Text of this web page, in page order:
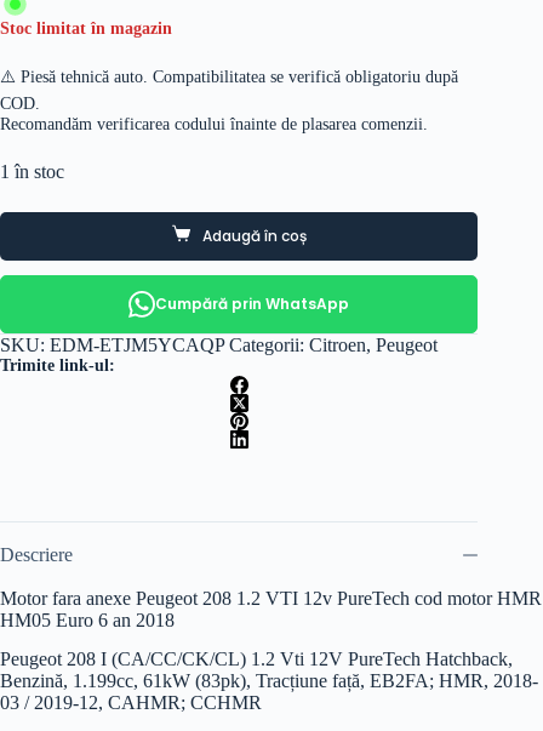
Stoc limitat în magazin
⚠️ Piesă tehnică auto. Compatibilitatea se verifică obligatoriu după
COD.
Recomandăm verificarea codului înainte de plasarea comenzii.
1 în stoc
Adaugă în coș
Cumpără prin WhatsApp
SKU: EDM-ETJM5YCAQP Categorii: Citroen, Peugeot
Trimite link-ul:
Descriere
Motor fara anexe Peugeot 208 1.2 VTI 12v PureTech cod motor HMR
HM05 Euro 6 an 2018
Peugeot 208 I (CA/CC/CK/CL) 1.2 Vti 12V PureTech Hatchback,
Benzină, 1.199cc, 61kW (83pk), Tracțiune față, EB2FA; HMR, 2018-
03 / 2019-12, CAHMR; CCHMR